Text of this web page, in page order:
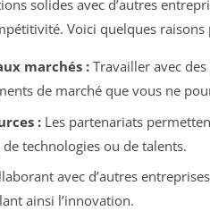
solides avec d’autres
Voici quelques
marchés :Travailler avec
de marché que vous ne
:Les partenariats
technologies ou de talents.
avec d’autres
ainsi l’innovation.